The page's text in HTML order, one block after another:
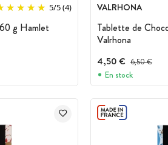
5/5(4)
g Hamlet
VALRHONA
Tablette de
Valrhona
4,50 € Prix avant
6,50 €
En stock